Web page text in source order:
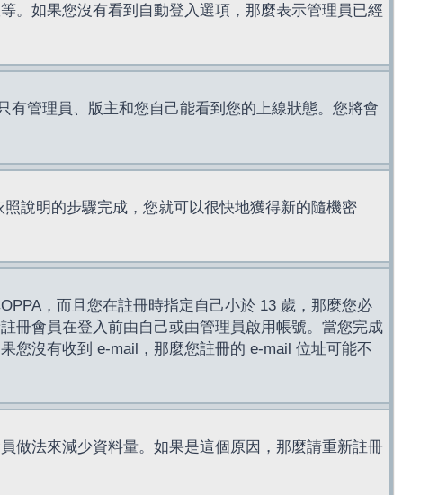
。如果您沒有看到自動登入選項，那麼表示管理員已經
有管理員、版主和您自己能看到您的上線狀態。您將會
照說明的步驟完成，您就可以很快地獲得新的隨機密
，而且您在註冊時指定自己小於 13 歲，那麼您必
冊會員在登入前由自己或由管理員啟用帳號。當您完成
您沒有收到 e-mail，那麼您註冊的 e-mail 位址可能不
做法來減少資料量。如果是這個原因，那麼請重新註冊